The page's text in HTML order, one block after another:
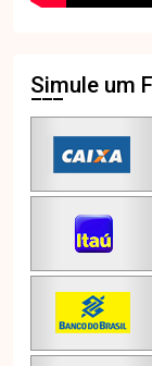
Simule um